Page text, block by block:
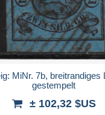
Appliquer
MiNr. 7b, breitrandiges
gestempelt
± 102,32 $US